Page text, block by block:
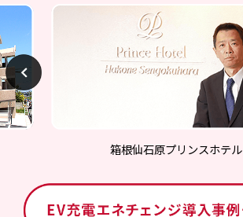
箱根仙石原プリンスホテル